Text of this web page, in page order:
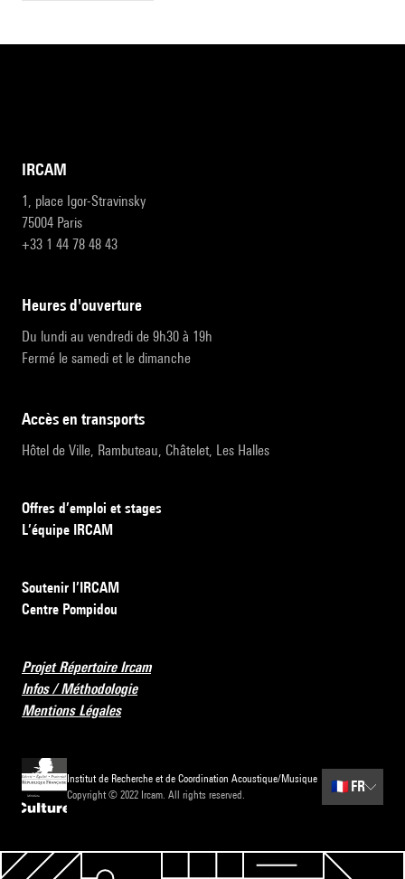
IRCAM
1, place Igor-Stravinsky
75004 Paris
+33 1 44 78 48 43
heures d'ouverture
Du lundi au vendredi de 9h30 à 19h
Fermé le samedi et le dimanche
accès en transports
Hôtel de Ville, Rambuteau, Châtelet, Les Halles
Offres d’emploi et stages
L’équipe IRCAM
Soutenir l’IRCAM
Centre Pompidou
Projet Répertoire Ircam
Infos / Méthodologie
Mentions Légales
Institut de Recherche et de Coordination Acoustique/Musique
Copyright © 2022 Ircam. All rights reserved.
🇫🇷 FR